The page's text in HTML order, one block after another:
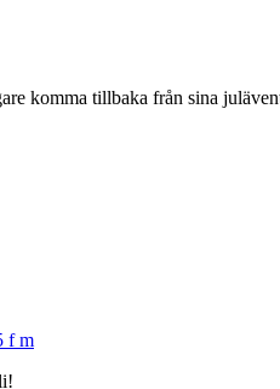
komma tillbaka från sina
f m